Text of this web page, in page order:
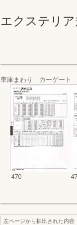
エクステリア
車庫まわり カーゲート
470
左ページから抽出された内容